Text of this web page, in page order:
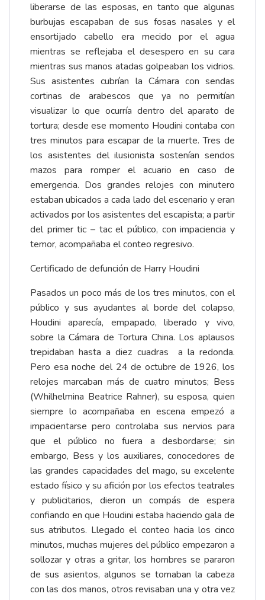
liberarse de las esposas, en tanto que algunas
burbujas escapaban de sus fosas nasales y el
ensortijado cabello era mecido por el agua
mientras se reflejaba el desespero en su cara
mientras sus manos atadas golpeaban los vidrios.
Sus asistentes cubrían la Cámara con sendas
cortinas de arabescos que ya no permitían
visualizar lo que ocurría dentro del aparato de
tortura; desde ese momento Houdini contaba con
tres minutos para escapar de la muerte. Tres de
los asistentes del ilusionista sostenían sendos
mazos para romper el acuario en caso de
emergencia. Dos grandes relojes con minutero
estaban ubicados a cada lado del escenario y eran
activados por los asistentes del escapista; a partir
del primer tic – tac el público, con impaciencia y
temor, acompañaba el conteo regresivo.
Certificado de defunción de Harry Houdini
Pasados un poco más de los tres minutos, con el
público y sus ayudantes al borde del colapso,
Houdini aparecía, empapado, liberado y vivo,
sobre la Cámara de Tortura China. Los aplausos
trepidaban hasta a diez cuadras a la redonda.
Pero esa noche del 24 de octubre de 1926, los
relojes marcaban más de cuatro minutos; Bess
(Whilhelmina Beatrice Rahner), su esposa, quien
siempre lo acompañaba en escena empezó a
impacientarse pero controlaba sus nervios para
que el público no fuera a desbordarse; sin
embargo, Bess y los auxiliares, conocedores de
las grandes capacidades del mago, su excelente
estado físico y su afición por los efectos teatrales
y publicitarios, dieron un compás de espera
confiando en que Houdini estaba haciendo gala de
sus atributos. Llegado el conteo hacia los cinco
minutos, muchas mujeres del público empezaron a
sollozar y otras a gritar, los hombres se pararon
de sus asientos, algunos se tomaban la cabeza
con las dos manos, otros revisaban una y otra vez